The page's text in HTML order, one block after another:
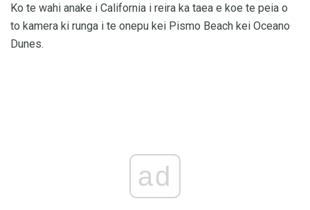
Ko te wahi anake i California i reira ka taea e koe te peia o
to kamera ki runga i te onepu kei Pismo Beach kei Oceano
Dunes.
ad